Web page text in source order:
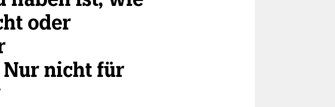
oder
nicht für